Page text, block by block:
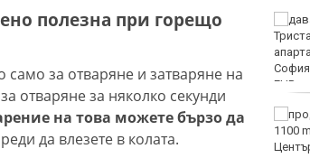
полезна при горещо
за отваряне и затваряне на
отваряне за няколко секунди
на това можете бързо да
да влезете в колата.
30 души са пострадали
Нивото на Дунав
продължава да спада